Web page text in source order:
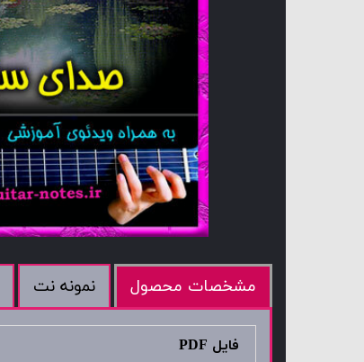
مشخصات محصول نمونه نت
فایل PDF